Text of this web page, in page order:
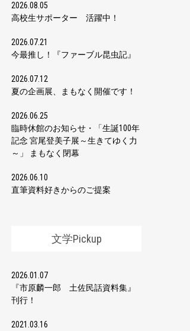
2026.08.05
高校生サポーター 活躍中！
2026.07.21
今最推し！『ファーブル昆虫記』
2026.07.12
夏の企画展、まもなく開催です！
2026.06.25
臨時休館のお知らせ・「生誕100年
記念 宮尾登美子展～生きてゆく力
～」 まもなく閉幕
2026.06.10
直筆資料好きからのご提案
文学Pickup
2026.01.07
『市原麟一郎 土佐民話資料集』
刊行！
2021.03.16